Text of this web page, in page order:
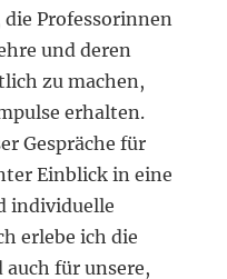
Professorinnen
und deren
zu machen,
erhalten.
Gespräche für
Einblick in eine
individuelle
erlebe ich die
auch für unsere,